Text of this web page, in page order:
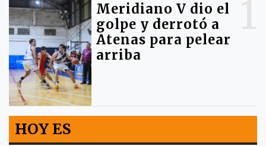
Meridiano V dio el
golpe y derrotó a
Atenas para pelear
arriba
HOY ES